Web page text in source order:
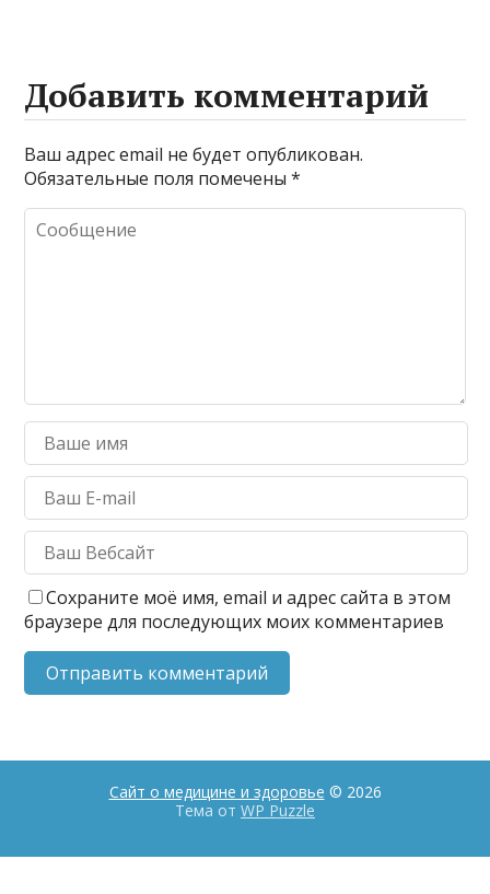
Добавить комментарий
Ваш адрес email не будет опубликован.
Обязательные поля помечены*
Сохраните моё имя, email и адрес сайта в этом
браузере для последующих моих комментариев
Сайт о медицине и здоровье © 2026
Тема от WP Puzzle